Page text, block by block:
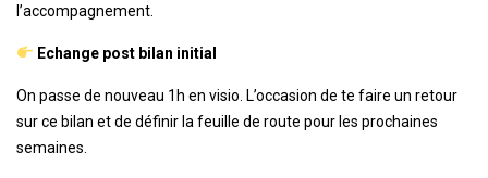
l’accompagnement.
Echange post bilan initial
On passe de nouveau 1h en visio. L’occasion de te faire un retour
sur ce bilan et de définir la feuille de route pour les prochaines
semaines.